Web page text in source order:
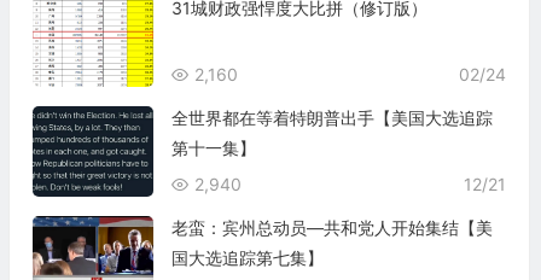
31城财政强悍度大比拼（修订版）
02/24
2,160
全世界都在等着特朗普出手【美国大选追踪
第十一集】
12/21
2,940
老蛮：宾州总动员—共和党人开始集结【美
国大选追踪第七集】